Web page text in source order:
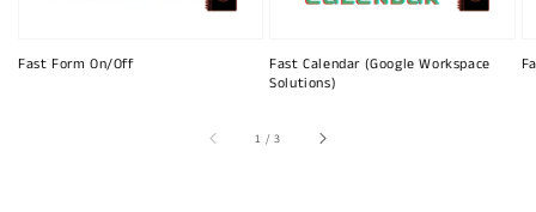
Fast Form On/Off
Fast Calendar (Google Workspace
Solutions)
1 /sur
3